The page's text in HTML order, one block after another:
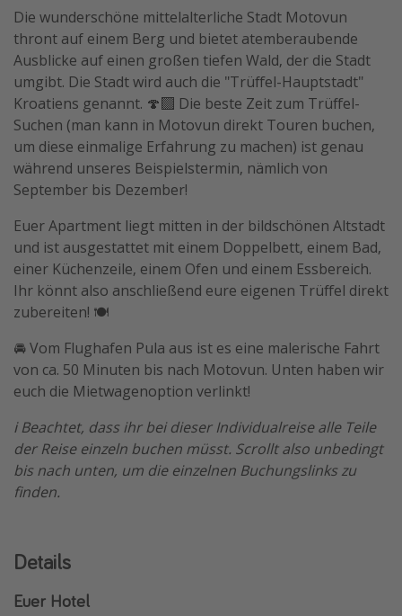
Die wunderschöne mittelalterliche Stadt Motovun
thront auf einem Berg und bietet atemberaubende
Ausblicke auf einen großen tiefen Wald, der die Stadt
umgibt. Die Stadt wird auch die "Trüffel-Hauptstadt"
Kroatiens genannt. 🍄‍🟫 Die beste Zeit zum Trüffel-
Suchen (man kann in Motovun direkt Touren buchen,
um diese einmalige Erfahrung zu machen) ist genau
während unseres Beispielstermin, nämlich von
September bis Dezember!
Euer Apartment liegt mitten in der bildschönen Altstadt
und ist ausgestattet mit einem Doppelbett, einem Bad,
einer Küchenzeile, einem Ofen und einem Essbereich.
Ihr könnt also anschließend eure eigenen Trüffel direkt
zubereiten! 🍽️
🚘 Vom Flughafen Pula aus ist es eine malerische Fahrt
von ca. 50 Minuten bis nach Motovun. Unten haben wir
euch die Mietwagenoption verlinkt!
ℹ️ Beachtet, dass ihr bei dieser Individualreise alle Teile
der Reise einzeln buchen müsst. Scrollt also unbedingt
bis nach unten, um die einzelnen Buchungslinks zu
finden.
Details
Euer Hotel